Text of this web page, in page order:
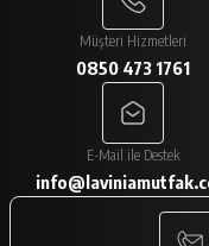
Paketlemesi ve ürünlerin
gelmesi çok iyiydi
A... V... | 29/01/2026
Paketleme çok iyiydi. Ürünler tam
istediğimiz gibiydi.
A... V... | 29/01/2026
Müşteri Hizmetleri
0850 473 1761
E-Mail ile Destek